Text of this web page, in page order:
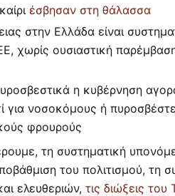
έσβησαν στη θάλασσα
στην Ελλάδα είναι
χωρίς ουσιαστική
η κυβέρνηση
για νοσοκόμους ή
φρουρούς
τη συστηματική
του πολιτισμού, τη
ελευθεριών, τις διώξεις του